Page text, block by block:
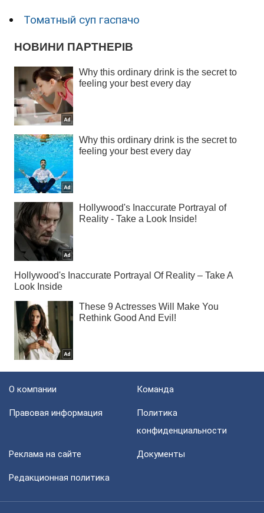
Томатный суп гаспачо
О компании Команда
Правовая информация
Политика
конфиденциальности
Реклама на сайте Документы
Редакционная политика